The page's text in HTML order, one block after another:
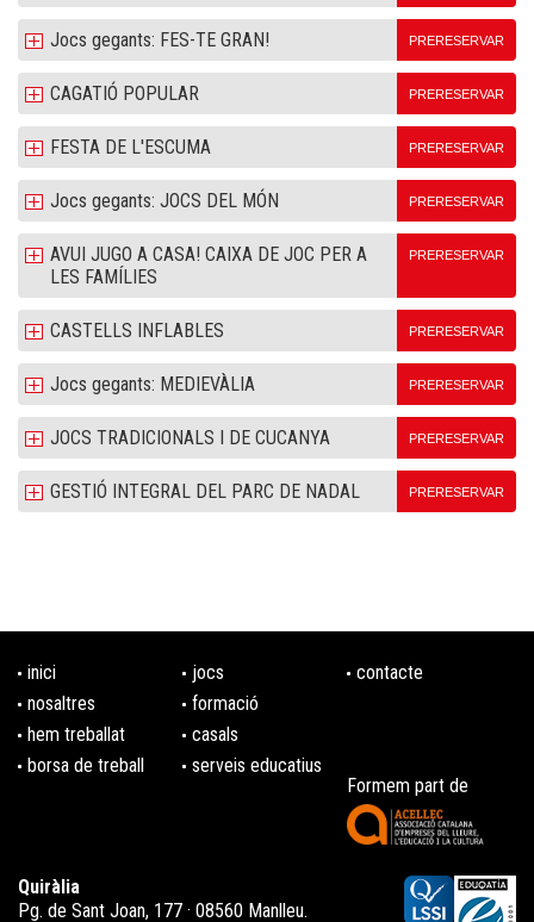
Jocs gegants: FES-TE GRAN! PRERESERVAR
CAGATIÓ POPULAR PRERESERVAR
FESTA DE L'ESCUMA PRERESERVAR
Jocs gegants: JOCS DEL MÓN PRERESERVAR
AVUI JUGO A CASA! CAIXA DE JOC PER A
LES FAMÍLIES
PRERESERVAR
CASTELLS INFLABLES PRERESERVAR
Jocs gegants: MEDIEVÀLIA PRERESERVAR
JOCS TRADICIONALS I DE CUCANYA PRERESERVAR
GESTIÓ INTEGRAL DEL PARC DE NADAL PRERESERVAR
inici
nosaltres
hem treballat
borsa de treball
jocs
formació
casals
serveis educatius
contacte
Formem part de
Quiràlia
Pg. de Sant Joan, 177 · 08560 Manlleu.